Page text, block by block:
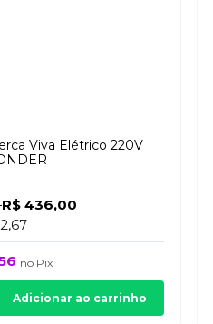
Viva Elétrico 220V
R$ 436,00
no Pix
Adicionar ao carrinho